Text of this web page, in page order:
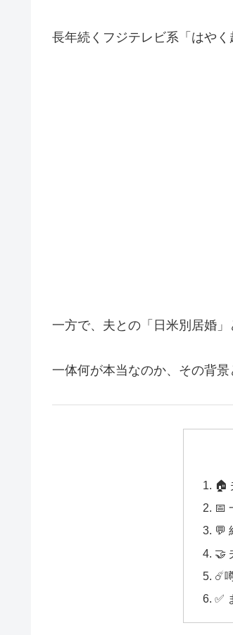
長年続くフジテレビ系「はや
一方で、夫との「日米別居婚
一体何が本当なのか、その背景
🏠
📅
💬
🤝
☄️
✅